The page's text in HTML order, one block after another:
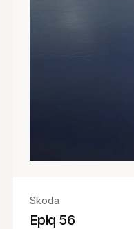
Skoda
Epiq 56